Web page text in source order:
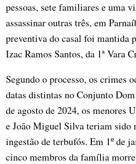
pessoas, sete familiares e uma
assassinar outras três, em
preventiva do casal foi
Izac Ramos Santos, da 1ª Vara
Segundo o processo, os crimes
datas distintas no Conjunto
de agosto de 2024, os menores
e João Miguel Silva teriam sido
ingestão de terbufós. Em 1º de
cinco membros da família